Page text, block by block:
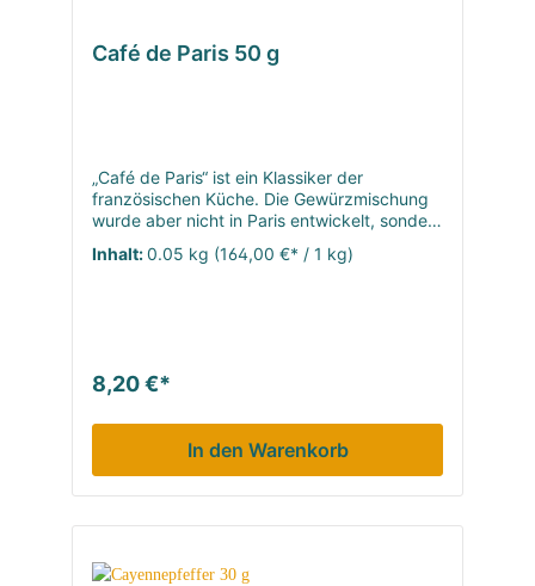
Café de Paris 50 g
„Café de Paris“ ist ein Klassiker der
französischen Küche. Die Gewürzmischung
wurde aber nicht in Paris entwickelt, sondern
in Genf. Als Butter oder Sauce wird Café de
Paris vor allem zu gegrilltem Rindfleisch
Café de Paris lässt sich die Sauce oder
Butter sehr einfach zu Hause herstellen.
Inhalt:0.05 kg (164,00 €* / 1 kg)
8,20 €*
In den Warenkorb